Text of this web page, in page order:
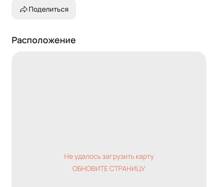
Поделиться
Расположение
Не удалось загрузить карту
ОБНОВИТЕ СТРАНИЦУ